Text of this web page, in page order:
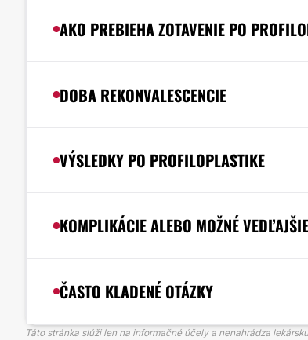
AKO PREBIEHA ZOTAVENIE PO
DOBA REKONVALESCENCIE
VÝSLEDKY PO PROFILOPLASTIKE
KOMPLIKÁCIE ALEBO MOŽNÉ
ČASTO KLADENÉ OTÁZKY
Táto stránka slúži len na informačné účely a nenahrádza